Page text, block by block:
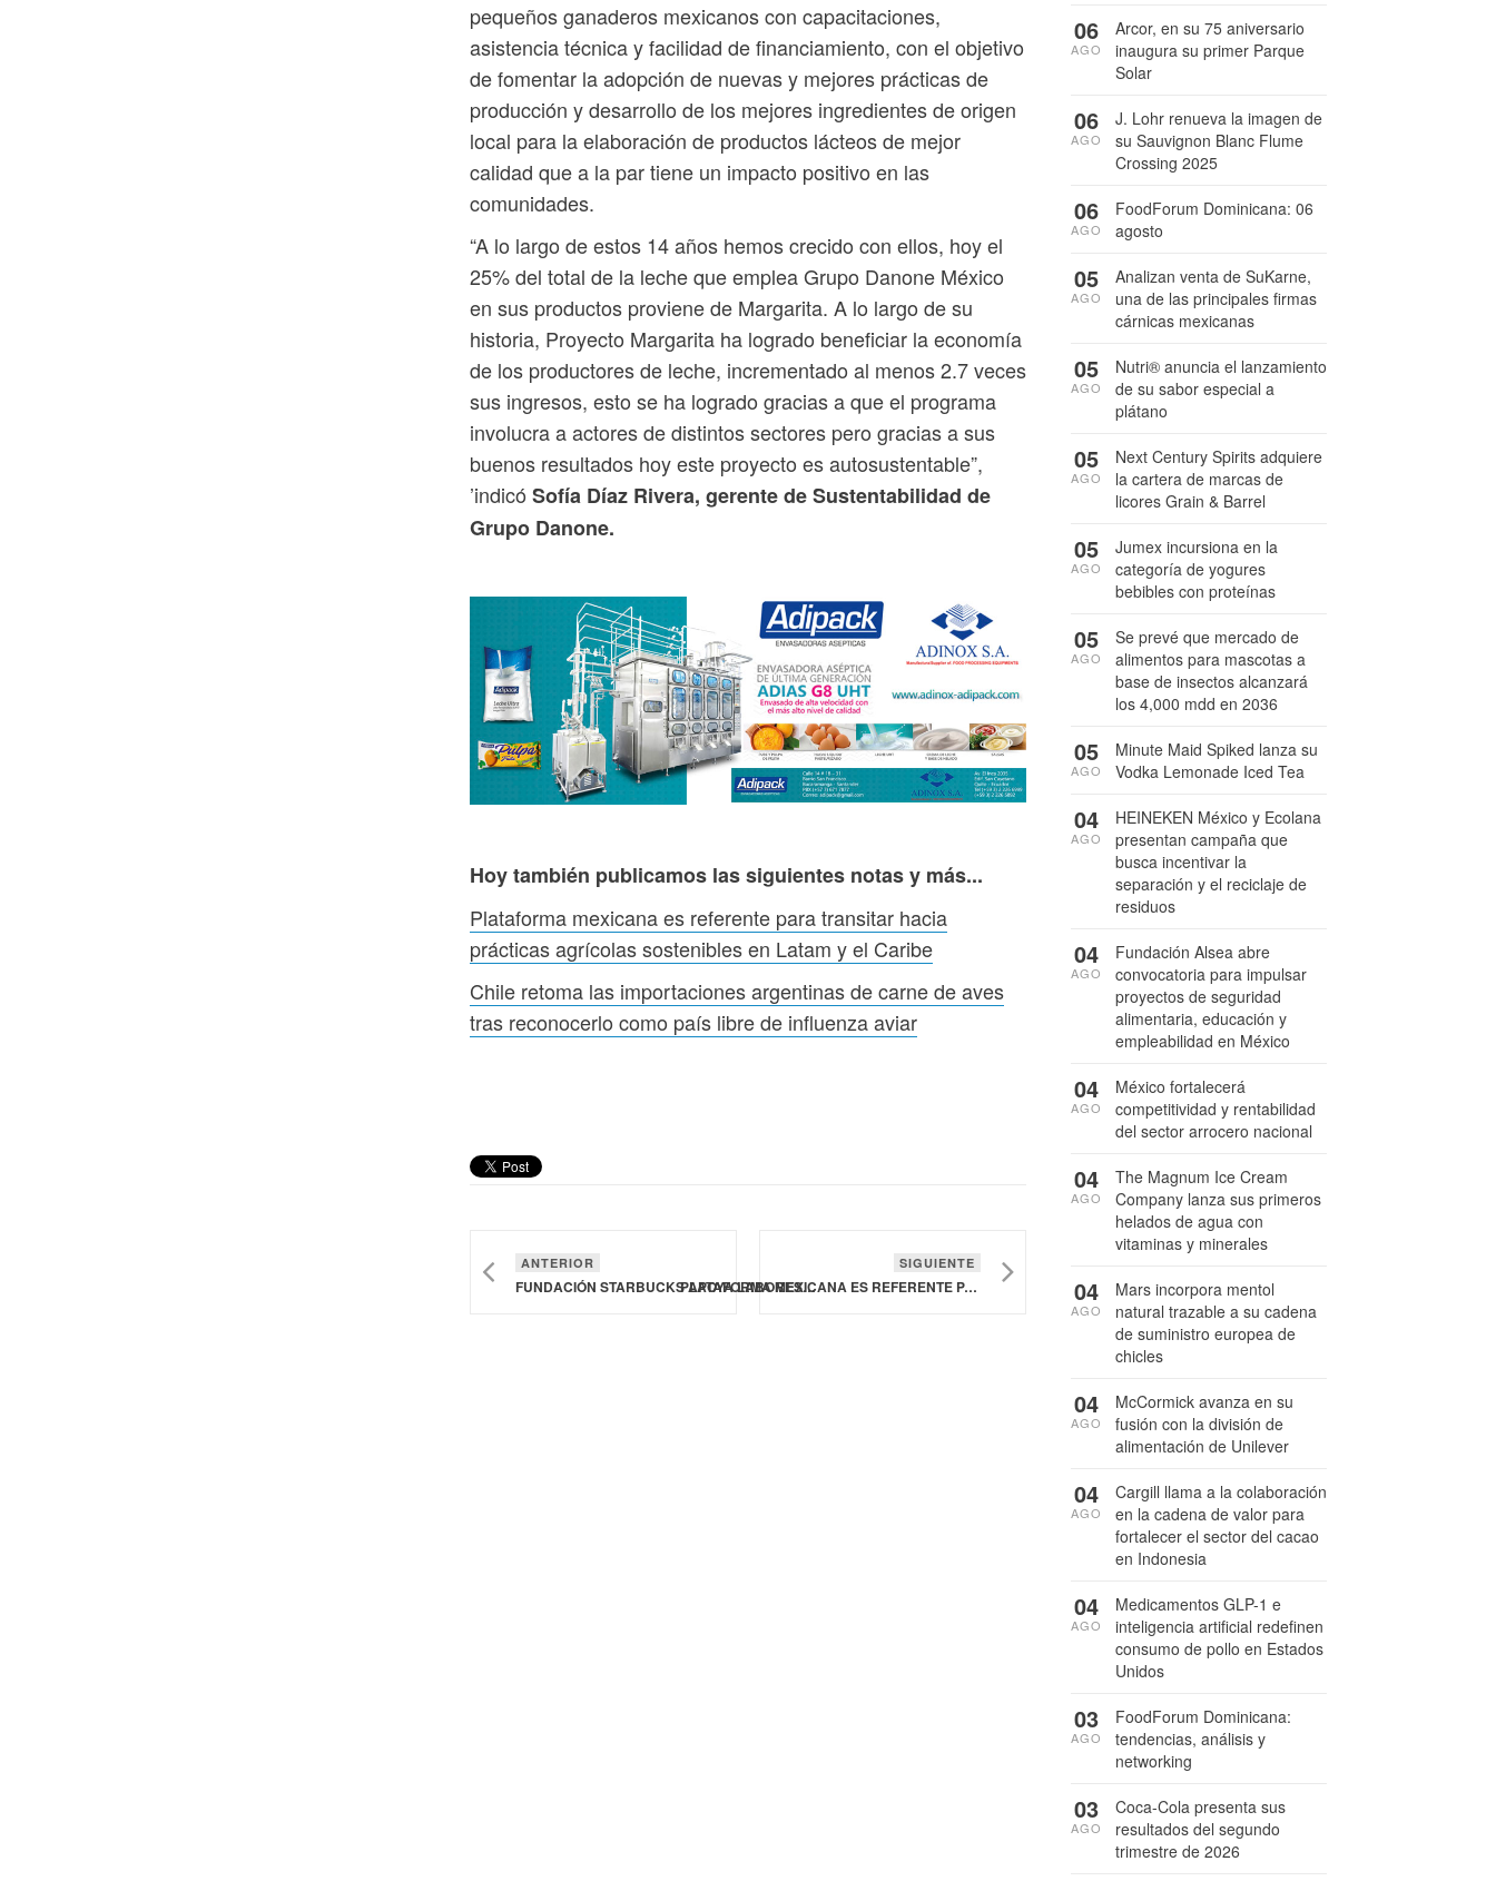
pequeños ganaderos mexicanos con capacitaciones,
asistencia técnica y facilidad de financiamiento, con el objetivo
de fomentar la adopción de nuevas y mejores prácticas de
producción y desarrollo de los mejores ingredientes de origen
local para la elaboración de productos lácteos de mejor
calidad que a la par tiene un impacto positivo en las
comunidades.
“A lo largo de estos 14 años hemos crecido con ellos, hoy el
25% del total de la leche que emplea Grupo Danone México
en sus productos proviene de Margarita. A lo largo de su
historia, Proyecto Margarita ha logrado beneficiar la economía
de los productores de leche, incrementado al menos 2.7 veces
sus ingresos, esto se ha logrado gracias a que el programa
involucra a actores de distintos sectores pero gracias a sus
buenos resultados hoy este proyecto es autosustentable”,
’indicó Sofía Díaz Rivera, gerente de Sustentabilidad de
Grupo Danone.
Hoy también publicamos las siguientes notas y más...
Plataforma mexicana es referente para transitar hacia
prácticas agrícolas sostenibles en Latam y el Caribe
Chile retoma las importaciones argentinas de carne de aves
tras reconocerlo como país libre de influenza aviar
ANTERIOR
FUNDACIÓN STARBUCKS APOYA LABORES DE RECONSTRUCCIÓN EN EL CARIBE AFECTADAS POR EL HURACÁN BERYL
SIGUIENTE
PLATAFORMA MEXICANA ES REFERENTE PARA TRANSITAR HACIA PRÁCTICAS AGRÍCOLAS SOSTENIBLES EN LATAM Y EL CARIBE
Arcor, en su 75 aniversario
inaugura su primer Parque
Solar
06
AGO
J. Lohr renueva la imagen de
su Sauvignon Blanc Flume
Crossing 2025
06
AGO
FoodForum Dominicana: 06
agosto
06
AGO
Analizan venta de SuKarne,
una de las principales firmas
cárnicas mexicanas
05
AGO
Nutri® anuncia el lanzamiento
de su sabor especial a
plátano
05
AGO
Next Century Spirits adquiere
la cartera de marcas de
licores Grain & Barrel
05
AGO
Jumex incursiona en la
categoría de yogures
bebibles con proteínas
05
AGO
Se prevé que mercado de
alimentos para mascotas a
base de insectos alcanzará
los 4,000 mdd en 2036
05
AGO
Minute Maid Spiked lanza su
Vodka Lemonade Iced Tea
05
AGO
HEINEKEN México y Ecolana
presentan campaña que
busca incentivar la
separación y el reciclaje de
residuos
04
AGO
Fundación Alsea abre
convocatoria para impulsar
proyectos de seguridad
alimentaria, educación y
empleabilidad en México
04
AGO
México fortalecerá
competitividad y rentabilidad
del sector arrocero nacional
04
AGO
The Magnum Ice Cream
Company lanza sus primeros
helados de agua con
vitaminas y minerales
04
AGO
Mars incorpora mentol
natural trazable a su cadena
de suministro europea de
chicles
04
AGO
McCormick avanza en su
fusión con la división de
alimentación de Unilever
04
AGO
Cargill llama a la colaboración
en la cadena de valor para
fortalecer el sector del cacao
en Indonesia
04
AGO
Medicamentos GLP-1 e
inteligencia artificial redefinen
consumo de pollo en Estados
Unidos
04
AGO
FoodForum Dominicana:
tendencias, análisis y
networking
03
AGO
Coca-Cola presenta sus
resultados del segundo
trimestre de 2026
03
AGO